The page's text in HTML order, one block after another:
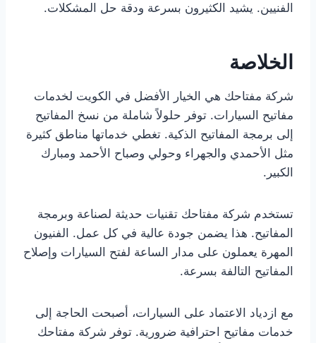
الفنيين. يشيد الكثيرون بسرعة ودقة حل المشكلات.
الخلاصة
شركة مفتاحك هي الخيار الأفضل في الكويت لخدمات
مفاتيح السيارات. توفر حلولاً شاملة من نسخ المفاتيح
إلى برمجة المفاتيح الذكية. تغطي خدماتها مناطق كثيرة
مثل الأحمدي والجهراء وحولي وصباح الأحمد ومبارك
الكبير.
تستخدم شركة مفتاحك تقنيات حديثة لصناعة وبرمجة
المفاتيح. هذا يضمن جودة عالية في كل عمل. الفنيون
المهرة يعملون على مدار الساعة لفتح السيارات وإصلاح
المفاتيح التالفة بسرعة.
مع ازدياد الاعتماد على السيارات، أصبحت الحاجة إلى
خدمات مفاتيح احترافية ضرورية. توفر شركة مفتاحك